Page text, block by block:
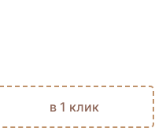
в 1 клик